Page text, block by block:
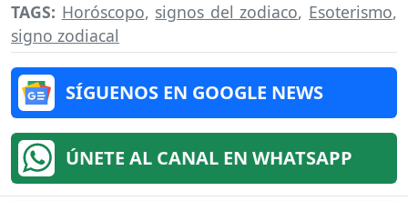
TAGS: Horóscopo, signos del zodiaco, Esoterismo,
signo zodiacal
SÍGUENOS EN GOOGLE NEWS
ÚNETE AL CANAL EN WHATSAPP